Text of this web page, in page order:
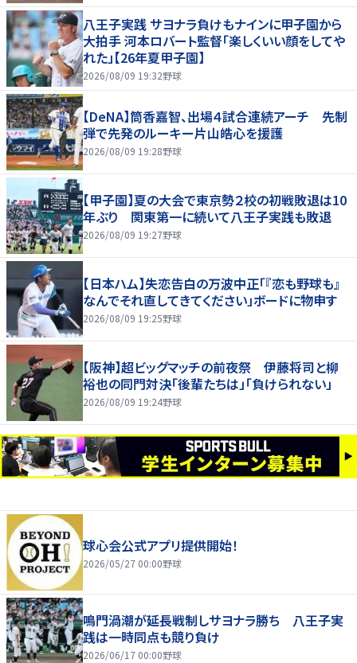
八王子実践 サヨナラ負けもナインに甲子園から
大拍手 河本ロバート監督「楽しくいい顔をしてや
れた」【26年夏甲子園】
2026/08/09 19:32野球
【DeNA】筒香嘉智、出場４試合連続アーチ 先制
弾で先発のルーキー片山皓心を援護
2026/08/09 19:28野球
【甲子園】夏の大会で東京勢２校の初戦敗退は10
年ぶり 関東第一に続いて八王子実践も敗退
2026/08/09 19:27野球
【日本ハム】失恋告白の万波中正「『恋も野球も』
なんでそれ直してきてください」ボードに物申す
2026/08/09 19:25野球
【阪神】超ビッグマッチの前夜祭 伊藤将司と柳
裕也の同門対決「後輩たちは」「負けられない」
2026/08/09 19:24野球
球心会公式アプリ提供開始！
2026/05/27 00:00野球
鳴門渦潮が延長戦制しサヨナラ勝ち 八王子実
践は一時同点も競り負け
2026/06/17 00:00野球